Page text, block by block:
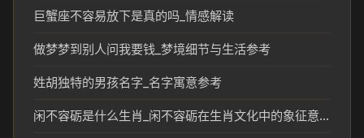
巨蟹座不容易放下是真的吗_情感解读
做梦梦到别人问我要钱_梦境细节与生活参考
姓胡独特的男孩名字_名字寓意参考
闲不容砺是什么生肖_闲不容砺在生肖文化中的象征意义